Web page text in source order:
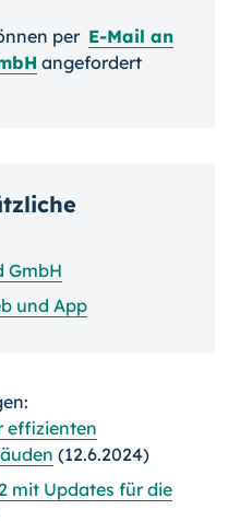
per E-Mail an
angefordert
GmbH
und App
effizienten
(12.6.2024)
mit Updates für die